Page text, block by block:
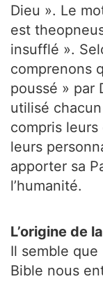
Dieu ». Le
est
insufflé ».
comprenons
poussé » par
utilisé
compris
leurs
apporter sa
l’humanité.
L’origine de
Il semble que
Bible nous